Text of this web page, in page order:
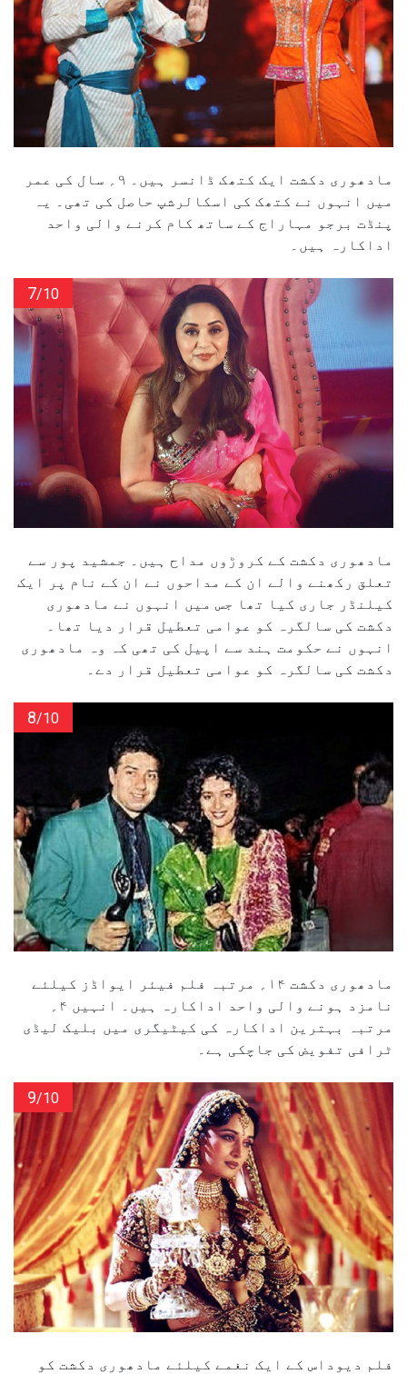
مادھوری دکشت ایک کتھک ڈانسر ہیں۔ ۹؍ سال کی عمر
میں انہوں نے کتھک کی اسکالرشپ حاصل کی تھی۔ یہ
پنڈت برجو مہاراج کے ساتھ کام کرنے والی واحد
اداکارہ ہیں۔
7/10
مادھوری دکشت کے کروڑوں مداح ہیں۔ جمشید پور سے
تعلق رکھنے والے ان کے مداحوں نے ان کے نام پر ایک
کیلنڈر جاری کیا تھا جس میں انہوں نے مادھوری
دکشت کی سالگرہ کو عوامی تعطیل قرار دیا تھا۔
انہوں نے حکومت ہند سے اپیل کی تھی کہ وہ مادھوری
دکشت کی سالگرہ کو عوامی تعطیل قرار دے۔
8/10
مادھوری دکشت ۱۴؍ مرتبہ فلم فیئر ایواڈز کیلئے
مرتبہ بہترین اداکارہ کی کیٹیگری میں بلیک لیڈی
ٹرافی تفویض کی جاچکی ہے۔
9/10
فلم دیوداس کے ایک نغمے کیلئے مادھوری دکشت کو